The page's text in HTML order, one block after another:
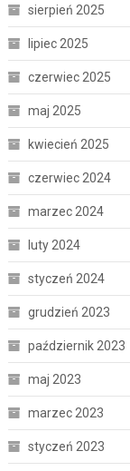
sierpień 2025
lipiec 2025
czerwiec 2025
maj 2025
kwiecień 2025
czerwiec 2024
marzec 2024
luty 2024
styczeń 2024
grudzień 2023
październik 2023
maj 2023
marzec 2023
styczeń 2023